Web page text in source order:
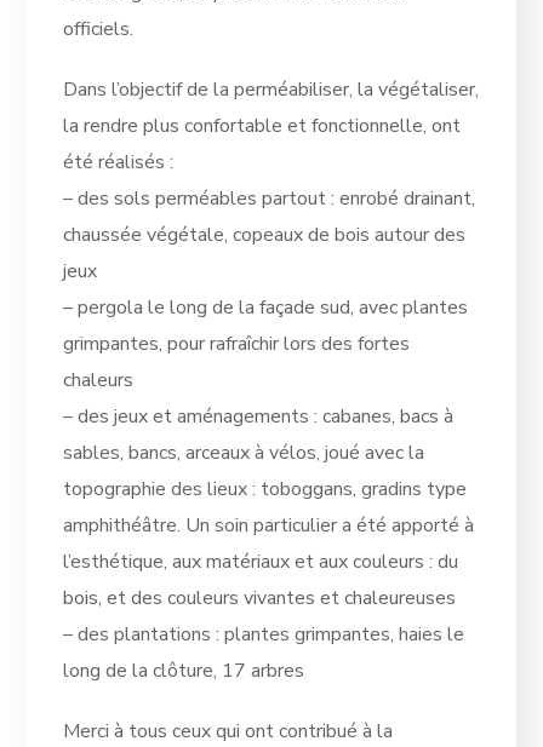
officiels.
Dans l’objectif de la perméabiliser, la végétaliser,
la rendre plus confortable et fonctionnelle, ont
été réalisés :
– des sols perméables partout : enrobé drainant,
chaussée végétale, copeaux de bois autour des
jeux
– pergola le long de la façade sud, avec plantes
grimpantes, pour rafraîchir lors des fortes
chaleurs
– des jeux et aménagements : cabanes, bacs à
sables, bancs, arceaux à vélos, joué avec la
topographie des lieux : toboggans, gradins type
amphithéâtre. Un soin particulier a été apporté à
l’esthétique, aux matériaux et aux couleurs : du
bois, et des couleurs vivantes et chaleureuses
– des plantations : plantes grimpantes, haies le
long de la clôture, 17 arbres
Merci à tous ceux qui ont contribué à la